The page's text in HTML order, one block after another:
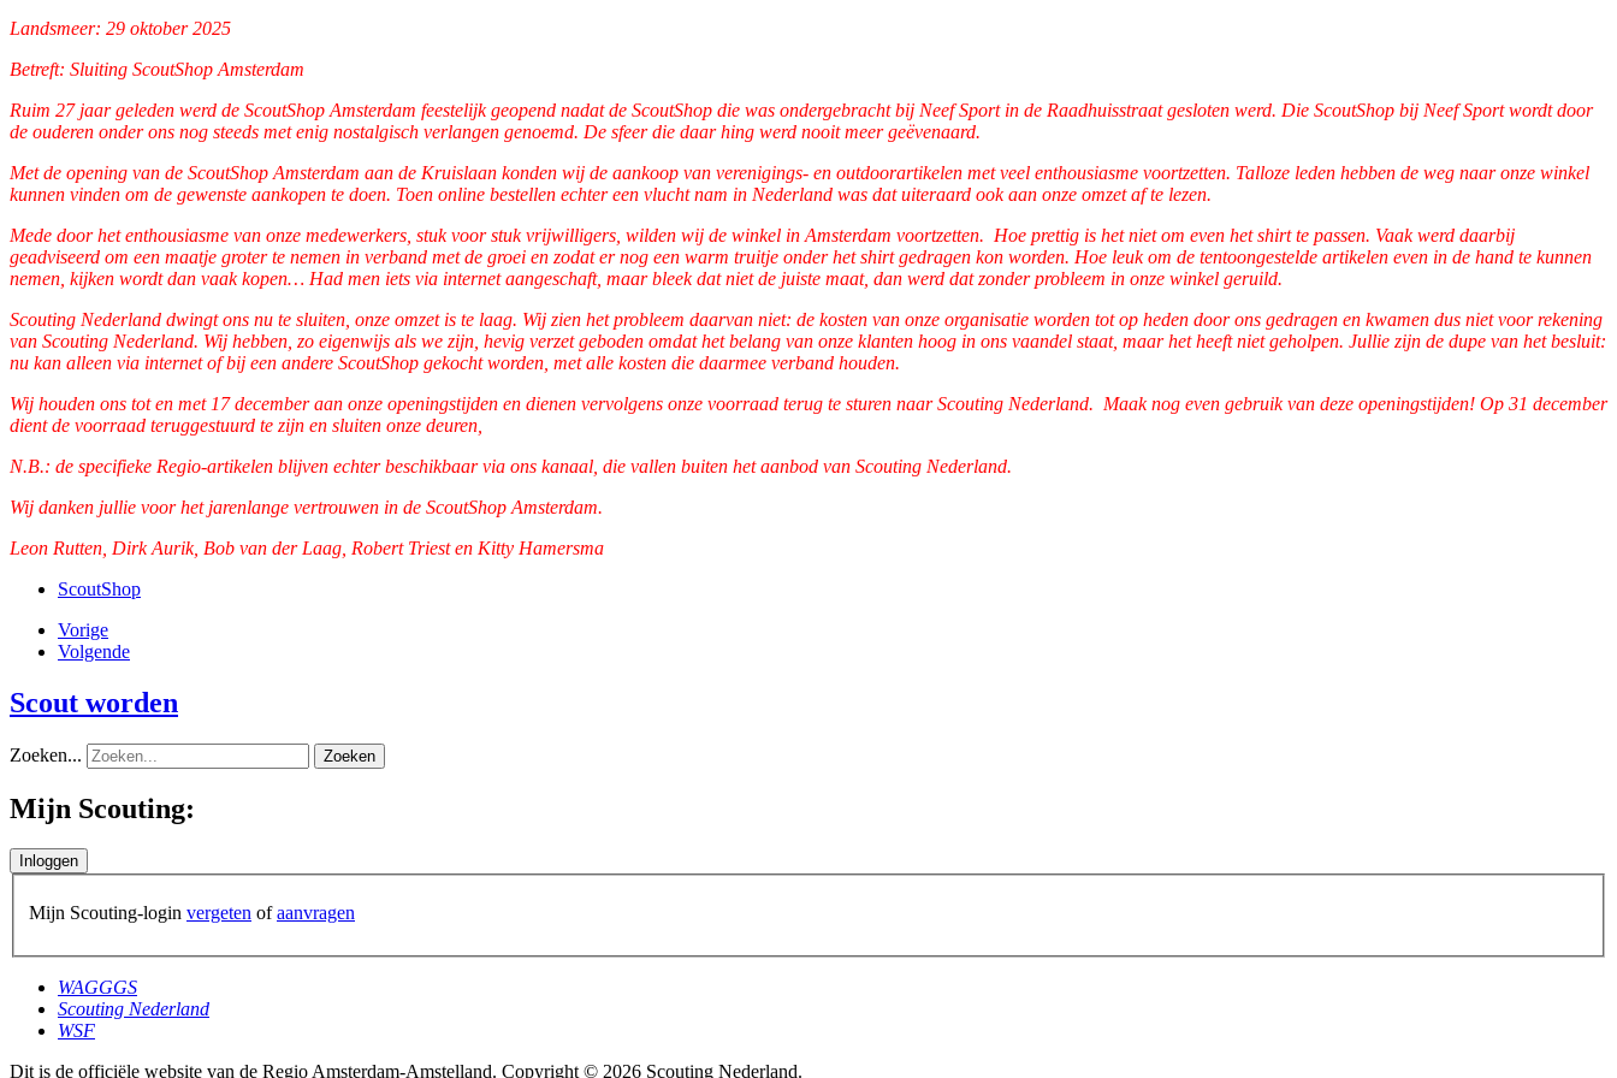
Landsmeer: 29 oktober 2025
Betreft: Sluiting ScoutShop Amsterdam
Ruim 27 jaar geleden werd de ScoutShop Amsterdam feestelijk geopend nadat de ScoutShop die was ondergebracht bij Neef Sport in de Raadhuisstraat gesloten werd. Die ScoutShop bij Neef Sport wordt door
de ouderen onder ons nog steeds met enig nostalgisch verlangen genoemd. De sfeer die daar hing werd nooit meer geëvenaard.
Met de opening van de ScoutShop Amsterdam aan de Kruislaan konden wij de aankoop van verenigings- en outdoorartikelen met veel enthousiasme voortzetten. Talloze leden hebben de weg naar onze winkel
kunnen vinden om de gewenste aankopen te doen. Toen online bestellen echter een vlucht nam in Nederland was dat uiteraard ook aan onze omzet af te lezen.
Mede door het enthousiasme van onze medewerkers, stuk voor stuk vrijwilligers, wilden wij de winkel in Amsterdam voortzetten. Hoe prettig is het niet om even het shirt te passen. Vaak werd daarbij
geadviseerd om een maatje groter te nemen in verband met de groei en zodat er nog een warm truitje onder het shirt gedragen kon worden. Hoe leuk om de tentoongestelde artikelen even in de hand te kunnen
nemen, kijken wordt dan vaak kopen… Had men iets via internet aangeschaft, maar bleek dat niet de juiste maat, dan werd dat zonder probleem in onze winkel geruild.
Scouting Nederland dwingt ons nu te sluiten, onze omzet is te laag. Wij zien het probleem daarvan niet: de kosten van onze organisatie worden tot op heden door ons gedragen en kwamen dus niet voor rekening
van Scouting Nederland. Wij hebben, zo eigenwijs als we zijn, hevig verzet geboden omdat het belang van onze klanten hoog in ons vaandel staat, maar het heeft niet geholpen. Jullie zijn de dupe van het besluit:
nu kan alleen via internet of bij een andere ScoutShop gekocht worden, met alle kosten die daarmee verband houden.
Wij houden ons tot en met 17 december aan onze openingstijden en dienen vervolgens onze voorraad terug te sturen naar Scouting Nederland. Maak nog even gebruik van deze openingstijden! Op 31 december
dient de voorraad teruggestuurd te zijn en sluiten onze deuren,
N.B.: de specifieke Regio-artikelen blijven echter beschikbaar via ons kanaal, die vallen buiten het aanbod van Scouting Nederland.
Wij danken jullie voor het jarenlange vertrouwen in de ScoutShop Amsterdam.
Leon Rutten, Dirk Aurik, Bob van der Laag, Robert Triest en Kitty Hamersma
ScoutShop
Vorige
Volgende
Scout worden
Zoeken... Zoeken
Mijn Scouting:
Mijn Scouting-login vergeten ofaanvragen
WAGGGS
Scouting Nederland
WSF
Dit is de officiële website van de Regio Amsterdam-Amstelland. Copyright © 2026 Scouting Nederland.